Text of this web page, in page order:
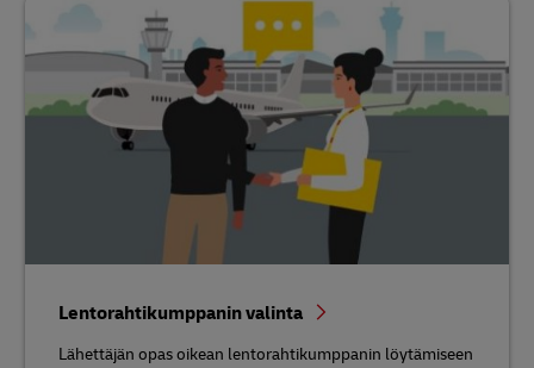
Lentorahtikumppanin valinta
Lähettäjän opas oikean lentorahtikumppanin löytämiseen